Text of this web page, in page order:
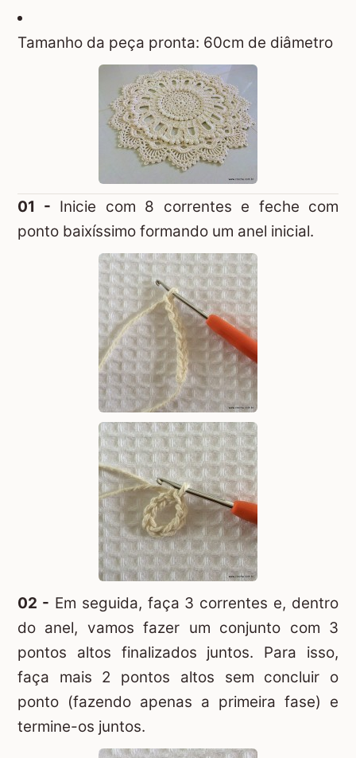
Tamanho da peça pronta: 60cm de diâmetro
01 - Inicie com 8 correntes e feche com
ponto baixíssimo formando um anel inicial.
02 - Em seguida, faça 3 correntes e, dentro
do anel, vamos fazer um conjunto com 3
pontos altos finalizados juntos. Para isso,
faça mais 2 pontos altos sem concluir o
ponto (fazendo apenas a primeira fase) e
termine-os juntos.